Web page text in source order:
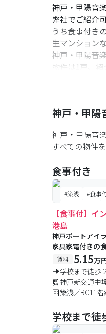
神戸女子学生会
https://
◎提携 学生マ
株式会社エス
http://
https://
上記の通り、
紹介していま
※参照：
神戸・甲陽音
弊社でご紹介
うち食事付き
生マンション
神戸・甲陽音
物件は1戸、紹
初めての一
神戸・甲陽
神戸・甲陽音
すべての物件
食事付き
#築浅 #食事
#予約受付中
【食事付】イ
港島
神戸ポートアイ
家具家電付きの
三宮まで所要時
女性専用フロア
はみんなで使え
はシェアキッチ
リティと管理人(
賃料 5.15万
学校まで徒歩
神戸新交通中
築浅／RC11階
学校まで徒